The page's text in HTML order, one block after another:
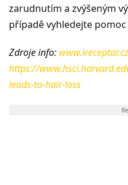
zarudnutím a zvýšeným
případě vyhledejte
Zdroje info: www.ireceptar.cz
https://
leads-to-hair-loss